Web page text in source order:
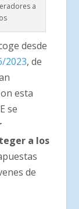
a
desde
2023, de
esta
se
a los
de